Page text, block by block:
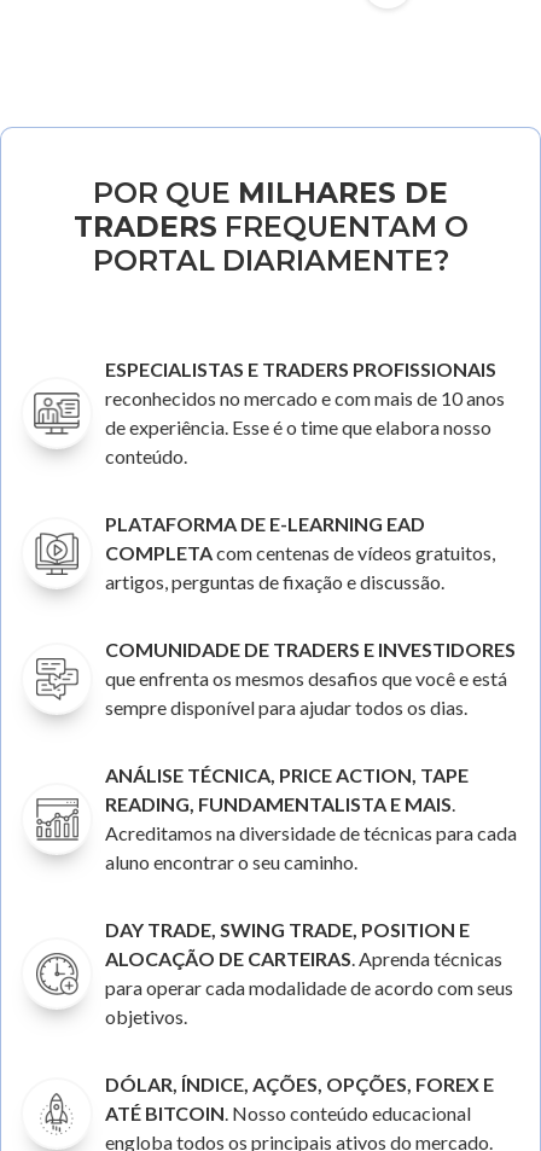
POR QUE MILHARES DE
TRADERS FREQUENTAM O
PORTAL DIARIAMENTE?
ESPECIALISTAS E TRADERS PROFISSIONAIS
reconhecidos no mercado e com mais de 10 anos
de experiência. Esse é o time que elabora nosso
conteúdo.
PLATAFORMA DE E-LEARNING EAD
COMPLETAcom centenas de vídeos gratuitos,
artigos, perguntas de fixação e discussão.
COMUNIDADE DE TRADERS E INVESTIDORES
que enfrenta os mesmos desafios que você e está
sempre disponível para ajudar todos os dias.
ANÁLISE TÉCNICA, PRICE ACTION, TAPE
READING, FUNDAMENTALISTA E MAIS.
Acreditamos na diversidade de técnicas para cada
aluno encontrar o seu caminho.
DAY TRADE, SWING TRADE, POSITION E
ALOCAÇÃO DE CARTEIRAS. Aprenda técnicas
para operar cada modalidade de acordo com seus
objetivos.
DÓLAR, ÍNDICE, AÇÕES, OPÇÕES, FOREX E
ATÉ BITCOIN. Nosso conteúdo educacional
engloba todos os principais ativos do mercado.